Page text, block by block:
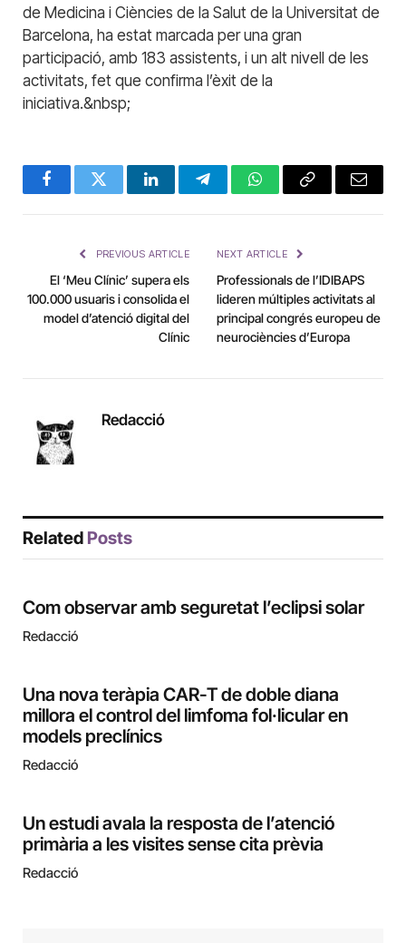
de Medicina i Ciències de la Salut de la Universitat de
Barcelona, ha estat marcada per una gran
participació, amb 183 assistents, i un alt nivell de les
activitats, fet que confirma l’èxit de la
iniciativa.&nbsp;
FacebookTwitter LinkedInTelegramWhatsAppCopy
Email
PREVIOUS ARTICLE
El ‘Meu Clínic’ supera els
100.000 usuaris i consolida el
model d’atenció digital del
Clínic
NEXT ARTICLE
Professionals de l’IDIBAPS
lideren múltiples activitats al
principal congrés europeu de
neurociències d’Europa
Redacció
Related Posts
Com observar amb seguretat l’eclipsi solar
Redacció
Una nova teràpia CAR-T de doble diana
millora el control del limfoma fol·licular en
models preclínics
Redacció
Un estudi avala la resposta de l’atenció
primària a les visites sense cita prèvia
Redacció